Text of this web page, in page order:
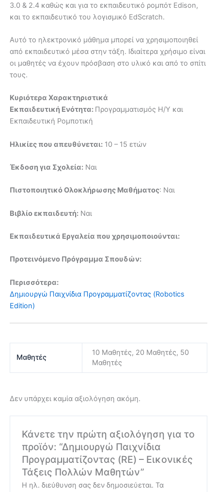
3.0 & 2.4 καθώς και για το εκπαιδευτικό ρομπότ Edison,
και το εκπαιδευτικό του λογισμικό EdScratch.
Αυτό το ηλεκτρονικό μάθημα μπορεί να χρησιμοποιηθεί
από εκπαιδευτικό μέσα στην τάξη. Ιδιαίτερα χρήσιμο είναι
οι μαθητές να έχουν πρόσβαση στο υλικό και από το σπίτι
τους.
Κυριότερα Χαρακτηριστικά
Εκπαιδευτική Ενότητα: Προγραμματισμός Η/Υ και
Εκπαιδευτική Ρομποτική
Ηλικίες που απευθύνεται: 10 – 15 ετών
Έκδοση για Σχολεία: Ναι
Πιστοποιητικό Ολοκλήρωσης Μαθήματος: Ναι
Βιβλίο εκπαιδευτή: Ναι
Εκπαιδευτικά Εργαλεία που χρησιμοποιούνται:
Προτεινόμενο Πρόγραμμα Σπουδών:
Περισσότερα:
Δημιουργώ Παιχνίδια Προγραμματίζοντας (Robotics
Edition)
Μαθητές
10 Μαθητές, 20 Μαθητές, 50
Μαθητές
Δεν υπάρχει καμία αξιολόγηση ακόμη.
Κάνετε την πρώτη αξιολόγηση για το
προϊόν: “Δημιουργώ Παιχνίδια
Προγραμματίζοντας (RE) – Εικονικές
Τάξεις Πολλών Μαθητών”
Η ηλ. διεύθυνση σας δεν δημοσιεύεται. Τα